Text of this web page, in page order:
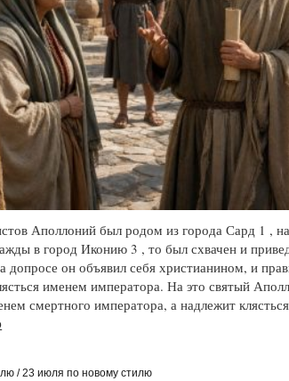
Аполлоний был родом из города Сард 1 ,
в город Иконию 3 , то был схвачен и
он объявил себя христианином, и
именем императора. На это святый
смертного императора, а надлежит
/ 23 июля по новому стилю